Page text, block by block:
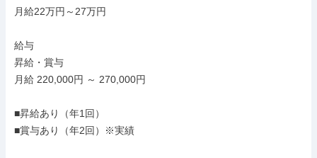
月給22万円～27万円
給与
昇給・賞与
月給 220,000円 ～ 270,000円
■昇給あり（年1回）
■賞与あり（年2回）※実績